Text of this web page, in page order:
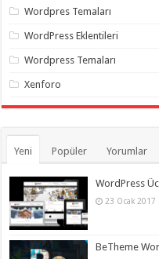
Wordpres Temaları
WordPress Eklentileri
Wordpress Temaları
Xenforo
Yeni Popüler Yorumlar
WordPress
23 Ocak 2017
BeTheme